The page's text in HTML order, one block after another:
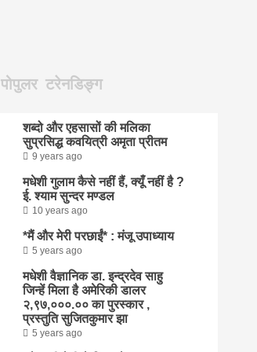
पोपुलर टरेनडिङ्ग
शब्दो और एहसासों की मलिका
सुप्रसिद्ध कवयित्री अमृता प्रीतम
9 years ago
मधेशी गुलाम कैसे नहीं हैं, क्यूँ नहीं है ?
ई. श्याम सुन्दर मण्डल
10 years ago
*मैं और मेरी परछाईं* : मंजू उपाध्याय
5 years ago
मधेशी वैज्ञानिक डा. इन्द्रदेव साहु
जिन्हें मिला है अमेरिकी डालर
२,९७,०००.०० का पुरस्कार ,
प्रस्तुति सुजितकुमार झा
5 years ago